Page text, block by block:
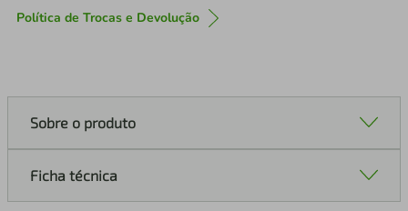
Política de Trocas e Devolução
Sobre o produto
Ficha técnica